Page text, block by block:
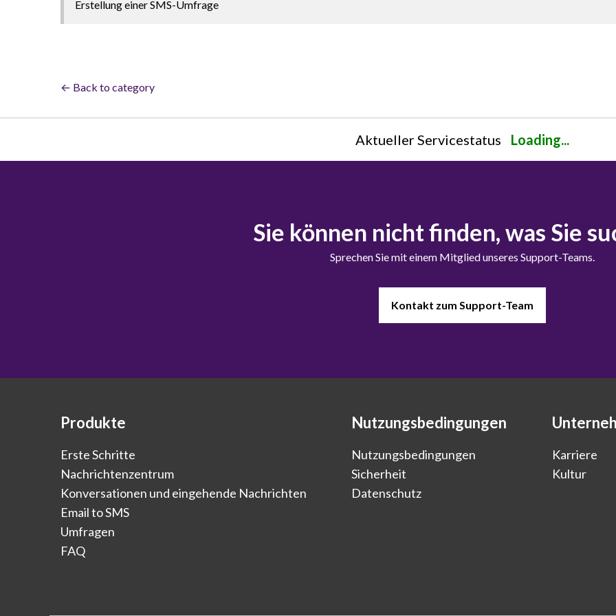
Erstellung einer SMS-Umfrage
← Back to category
Aktueller Servicestatus Loading...
Sie können nicht finden, was Sie
Sprechen Sie mit einem Mitglied unseres Support-Teams.
Kontakt zum Support-Team
Produkte
Erste Schritte
Nachrichtenzentrum
Konversationen und eingehende Nachrichten
Email to SMS
Umfragen
FAQ
Nutzungsbedingungen
Nutzungsbedingungen
Sicherheit
Datenschutz
Karriere
Kultur